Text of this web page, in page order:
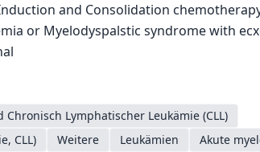
and Consolidation
or Myelodyspalstic syndrome with
Lymphatischer Leukämie (CLL)
CLL)
Weitere Leukämien Akute